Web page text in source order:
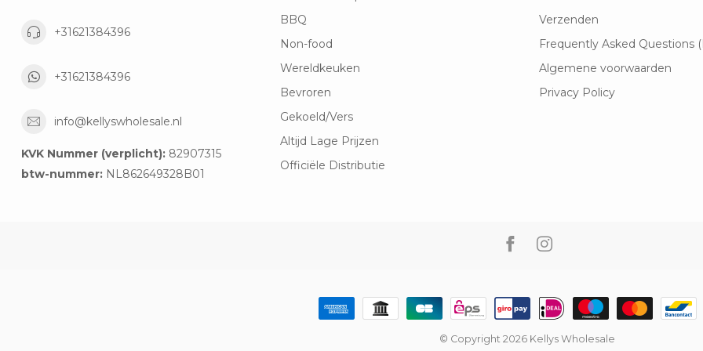
+31621384396
+31621384396
info@kellyswholesale.nl
KVK Nummer (verplicht): 82907315
btw-nummer: NL862649328B01
BBQ
Non-food
Wereldkeuken
Bevroren
Gekoeld/Vers
Altijd Lage Prijzen
Officiële Distributie
Verzenden
Frequently Asked Questions
Algemene voorwaarden
Privacy Policy
© Copyright 2026 Kellys Wholesale